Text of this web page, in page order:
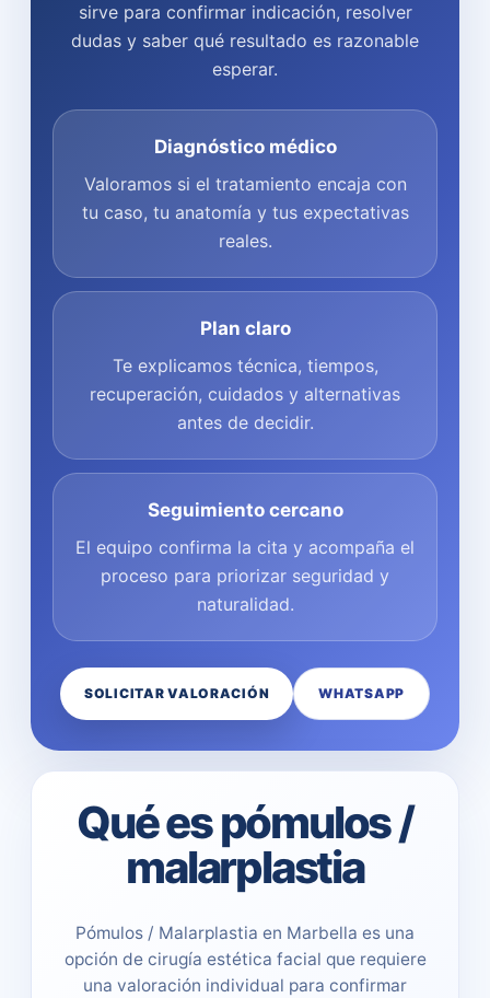
sirve para confirmar indicación, resolver
dudas y saber qué resultado es razonable
esperar.
Diagnóstico médico
Valoramos si el tratamiento encaja con
tu caso, tu anatomía y tus expectativas
reales.
Plan claro
Te explicamos técnica, tiempos,
recuperación, cuidados y alternativas
antes de decidir.
Seguimiento cercano
El equipo confirma la cita y acompaña el
proceso para priorizar seguridad y
naturalidad.
SOLICITAR VALORACIÓN WHATSAPP
Qué es pómulos /
malarplastia
Pómulos / Malarplastia en Marbella es una
opción de cirugía estética facial que requiere
una valoración individual para confirmar